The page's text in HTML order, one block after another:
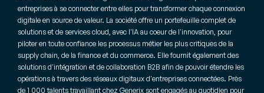
entreprises à se connecter entre elles pour transformer chaque connexion
digitale en source de valeur. La société offre un portefeuille complet de
solutions et de services cloud, avec l'IA au coeur de l'innovation, pour
piloter en toute confiance les processus métier les plus critiques de la
supply chain, de la finance et du commerce. Elle fournit également des
solutions d'intégration et de collaboration B2B afin de pouvoir étendre les
opérations à travers des réseaux digitaux d'entreprises connectées. Près
de 1 000 talents travaillant chez Generix sont engagés au quotidien pour